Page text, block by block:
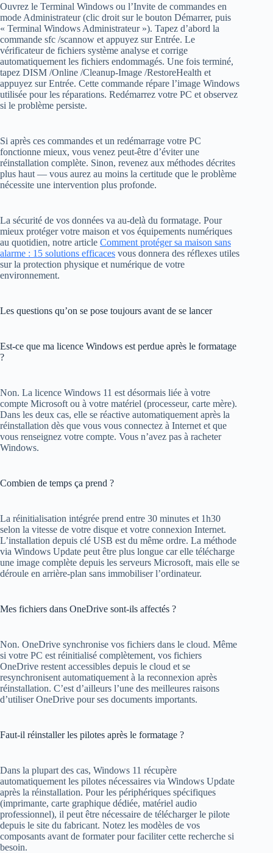
Ouvrez le Terminal Windows ou l’Invite de commandes en
mode Administrateur (clic droit sur le bouton Démarrer, puis
« Terminal Windows Administrateur »). Tapez d’abord la
commande sfc /scannow et appuyez sur Entrée. Le
vérificateur de fichiers système analyse et corrige
automatiquement les fichiers endommagés. Une fois terminé,
tapez DISM /Online /Cleanup-Image /RestoreHealth et
appuyez sur Entrée. Cette commande répare l’image Windows
utilisée pour les réparations. Redémarrez votre PC et observez
si le problème persiste.
Si après ces commandes et un redémarrage votre PC
fonctionne mieux, vous venez peut-être d’éviter une
réinstallation complète. Sinon, revenez aux méthodes décrites
plus haut — vous aurez au moins la certitude que le problème
nécessite une intervention plus profonde.
La sécurité de vos données va au-delà du formatage. Pour
mieux protéger votre maison et vos équipements numériques
au quotidien, notre article Comment protéger sa maison sans
alarme : 15 solutions efficaces vous donnera des réflexes utiles
sur la protection physique et numérique de votre
environnement.
Les questions qu’on se pose toujours avant de se lancer
Est-ce que ma licence Windows est perdue après le formatage
?
Non. La licence Windows 11 est désormais liée à votre
compte Microsoft ou à votre matériel (processeur, carte mère).
Dans les deux cas, elle se réactive automatiquement après la
réinstallation dès que vous vous connectez à Internet et que
vous renseignez votre compte. Vous n’avez pas à racheter
Windows.
Combien de temps ça prend ?
La réinitialisation intégrée prend entre 30 minutes et 1h30
selon la vitesse de votre disque et votre connexion Internet.
L’installation depuis clé USB est du même ordre. La méthode
via Windows Update peut être plus longue car elle télécharge
une image complète depuis les serveurs Microsoft, mais elle se
déroule en arrière-plan sans immobiliser l’ordinateur.
Mes fichiers dans OneDrive sont-ils affectés ?
Non. OneDrive synchronise vos fichiers dans le cloud. Même
si votre PC est réinitialisé complètement, vos fichiers
OneDrive restent accessibles depuis le cloud et se
resynchronisent automatiquement à la reconnexion après
réinstallation. C’est d’ailleurs l’une des meilleures raisons
d’utiliser OneDrive pour ses documents importants.
Faut-il réinstaller les pilotes après le formatage ?
Dans la plupart des cas, Windows 11 récupère
automatiquement les pilotes nécessaires via Windows Update
après la réinstallation. Pour les périphériques spécifiques
(imprimante, carte graphique dédiée, matériel audio
professionnel), il peut être nécessaire de télécharger le pilote
depuis le site du fabricant. Notez les modèles de vos
composants avant de formater pour faciliter cette recherche si
besoin.